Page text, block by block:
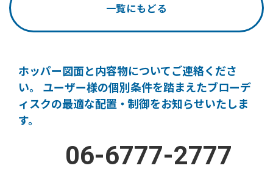
一覧にもどる
ホッパー図面と内容物についてご連絡くださ
い。
ユーザー様の個別条件を踏まえたブローデ
ィスクの最適な配置・制御をお知らせいたしま
す。
06-6777-2777